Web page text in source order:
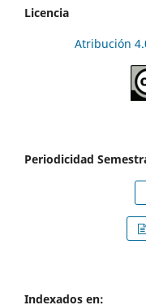
Licencia
Atribución
Periodicidad
Indexados en: